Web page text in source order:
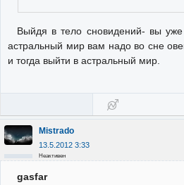
Выйдя в тело сновидений- вы
астральный мир вам надо во сне
и тогда выйти в астральный мир.
Mistrado
13.5.2012 3:33
Неактивен
gasfar